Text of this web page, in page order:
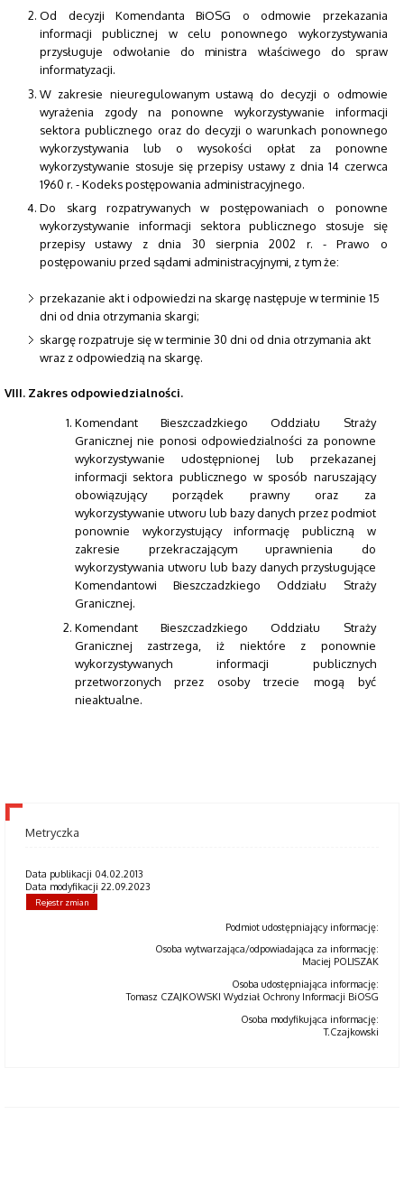
Od decyzji Komendanta BiOSG o odmowie przekazania
informacji publicznej w celu ponownego wykorzystywania
przysługuje odwołanie do ministra właściwego do spraw
informatyzacji.
W zakresie nieuregulowanym ustawą do decyzji o odmowie
wyrażenia zgody na ponowne wykorzystywanie informacji
sektora publicznego oraz do decyzji o warunkach ponownego
wykorzystywania lub o wysokości opłat za ponowne
wykorzystywanie stosuje się przepisy ustawy z dnia 14 czerwca
1960 r. - Kodeks postępowania administracyjnego.
Do skarg rozpatrywanych w postępowaniach o ponowne
wykorzystywanie informacji sektora publicznego stosuje się
przepisy ustawy z dnia 30 sierpnia 2002 r. - Prawo o
postępowaniu przed sądami administracyjnymi, z tym że:
przekazanie akt i odpowiedzi na skargę następuje w terminie 15
dni od dnia otrzymania skargi;
skargę rozpatruje się w terminie 30 dni od dnia otrzymania akt
wraz z odpowiedzią na skargę.
VIII. Zakres odpowiedzialności.
Komendant Bieszczadzkiego Oddziału Straży
Granicznej nie ponosi odpowiedzialności za ponowne
wykorzystywanie udostępnionej lub przekazanej
informacji sektora publicznego w sposób naruszający
obowiązujący porządek prawny oraz za
wykorzystywanie utworu lub bazy danych przez podmiot
ponownie wykorzystujący informację publiczną w
zakresie przekraczającym uprawnienia do
wykorzystywania utworu lub bazy danych przysługujące
Komendantowi Bieszczadzkiego Oddziału Straży
Granicznej.
Komendant Bieszczadzkiego Oddziału Straży
Granicznej zastrzega, iż niektóre z ponownie
wykorzystywanych informacji publicznych
przetworzonych przez osoby trzecie mogą być
nieaktualne.
Metryczka
Data publikacji 04.02.2013
Data modyfikacji 22.09.2023
Rejestr zmian
Podmiot udostępniający informację:
Osoba wytwarzająca/odpowiadająca za informację:
Maciej POLISZAK
Osoba udostępniająca informację:
Tomasz CZAJKOWSKI Wydział Ochrony Informacji BiOSG
Osoba modyfikująca informację:
T.Czajkowski